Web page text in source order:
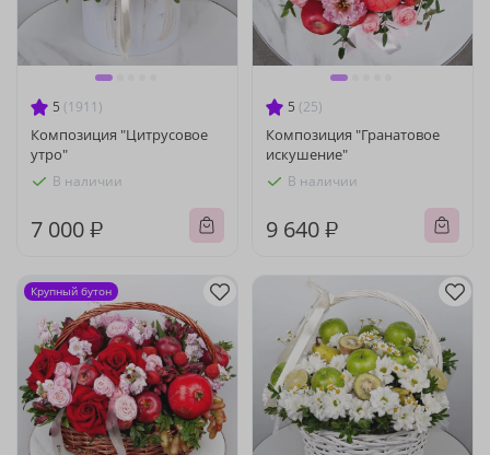
5 (1911)
Композиция "Цитрусовое
утро"
В наличии
7 000 ₽
5 (25)
Композиция "Гранатовое
искушение"
В наличии
9 640 ₽
Крупный бутон